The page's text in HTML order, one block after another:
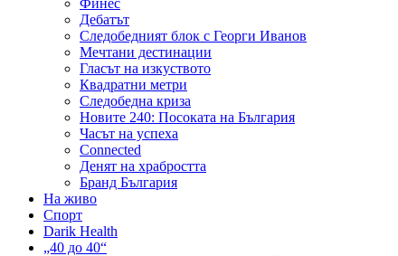
Финес
Дебатът
Следобедният блок с Георги Иванов
Мечтани дестинации
Гласът на изкуството
Квадратни метри
Следобедна криза
Новите 240: Посоката на България
Часът на успеха
Connected
Денят на храбростта
Бранд България
На живо
Спорт
Darik Health
„40 до 40“